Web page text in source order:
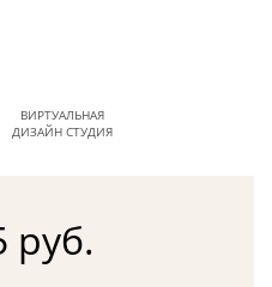
ВИРТУАЛЬНАЯ
ДИЗАЙН СТУДИЯ
руб.